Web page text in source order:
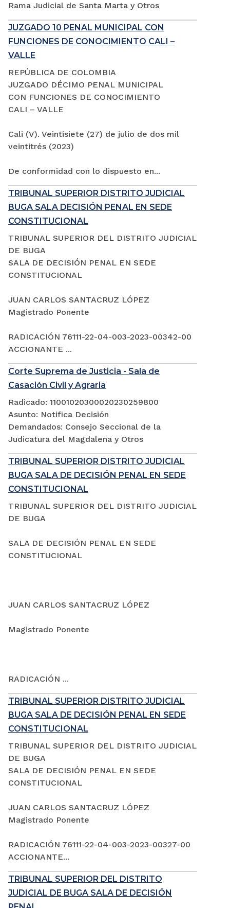
Rama Judicial de Santa Marta y Otros
JUZGADO 10 PENAL MUNICIPAL CON
FUNCIONES DE CONOCIMIENTO CALI –
VALLE
REPÚBLICA DE COLOMBIA
JUZGADO DÉCIMO PENAL MUNICIPAL
CON FUNCIONES DE CONOCIMIENTO
CALI – VALLE
Cali (V). Veintisiete (27) de julio de dos mil
veintitrés (2023)
De conformidad con lo dispuesto en...
TRIBUNAL SUPERIOR DISTRITO JUDICIAL
BUGA SALA DECISIÓN PENAL EN SEDE
CONSTITUCIONAL
TRIBUNAL SUPERIOR DEL DISTRITO JUDICIAL
DE BUGA
SALA DE DECISIÓN PENAL EN SEDE
CONSTITUCIONAL
JUAN CARLOS SANTACRUZ LÓPEZ
Magistrado Ponente
RADICACIÓN 76111-22-04-003-2023-00342-00
ACCIONANTE ...
Corte Suprema de Justicia - Sala de
Casación Civil y Agraria
Radicado: 11001020300020230259800
Asunto: Notifica Decisión
Demandados: Consejo Seccional de la
Judicatura del Magdalena y Otros
TRIBUNAL SUPERIOR DISTRITO JUDICIAL
BUGA SALA DE DECISIÓN PENAL EN SEDE
CONSTITUCIONAL
TRIBUNAL SUPERIOR DEL DISTRITO JUDICIAL
DE BUGA
SALA DE DECISIÓN PENAL EN SEDE
CONSTITUCIONAL
JUAN CARLOS SANTACRUZ LÓPEZ
Magistrado Ponente
RADICACIÓN ...
TRIBUNAL SUPERIOR DISTRITO JUDICIAL
BUGA SALA DE DECISIÓN PENAL EN SEDE
CONSTITUCIONAL
TRIBUNAL SUPERIOR DEL DISTRITO JUDICIAL
DE BUGA
SALA DE DECISIÓN PENAL EN SEDE
CONSTITUCIONAL
JUAN CARLOS SANTACRUZ LÓPEZ
Magistrado Ponente
RADICACIÓN 76111-22-04-003-2023-00327-00
ACCIONANTE...
TRIBUNAL SUPERIOR DEL DISTRITO
JUDICIAL DE BUGA SALA DE DECISIÓN